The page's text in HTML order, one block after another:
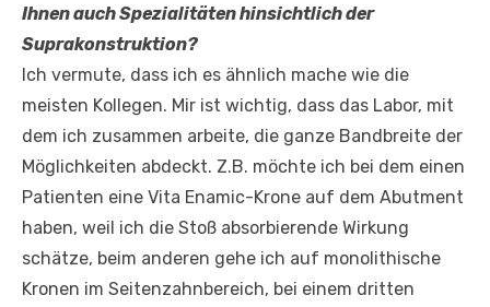
Ihnen auch Spezialitäten hinsichtlich der
Suprakonstruktion?
Ich vermute, dass ich es ähnlich mache wie die
meisten Kollegen. Mir ist wichtig, dass das Labor, mit
dem ich zusammen arbeite, die ganze Bandbreite der
Möglichkeiten abdeckt. Z.B. möchte ich bei dem einen
Patienten eine Vita Enamic-Krone auf dem Abutment
haben, weil ich die Stoß absorbierende Wirkung
schätze, beim anderen gehe ich auf monolithische
Kronen im Seitenzahnbereich, bei einem dritten